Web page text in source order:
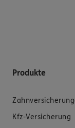
Produkte
Kfz-Versicherung